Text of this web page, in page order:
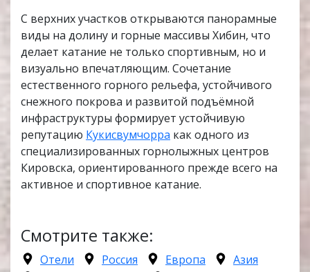
С верхних участков открываются панорамные
виды на долину и горные массивы Хибин, что
делает катание не только спортивным, но и
визуально впечатляющим. Сочетание
естественного горного рельефа, устойчивого
снежного покрова и развитой подъёмной
инфраструктуры формирует устойчивую
репутацию Кукисвумчорра как одного из
специализированных горнолыжных центров
Кировска, ориентированного прежде всего на
активное и спортивное катание.
Смотрите также:
Отели Россия Европа
Азия